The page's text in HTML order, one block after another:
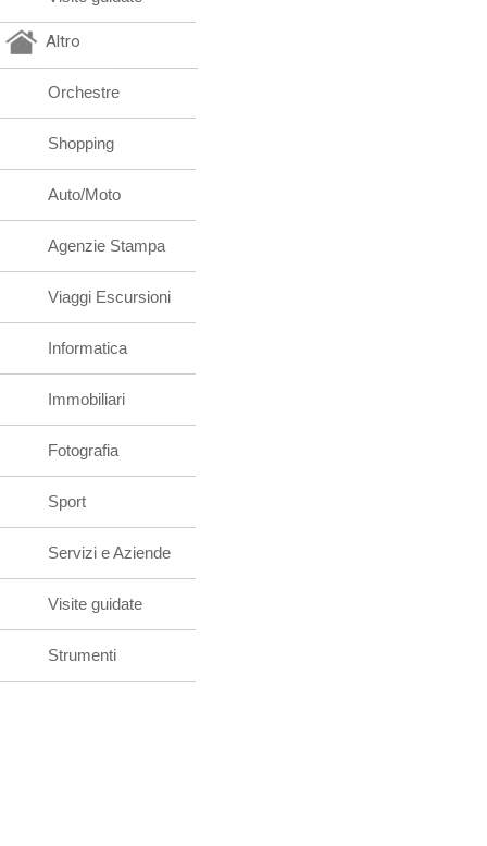
Altro
Orchestre
Shopping
Auto/Moto
Agenzie Stampa
Viaggi Escursioni
Informatica
Immobiliari
Fotografia
Sport
Servizi e Aziende
Visite guidate
Strumenti